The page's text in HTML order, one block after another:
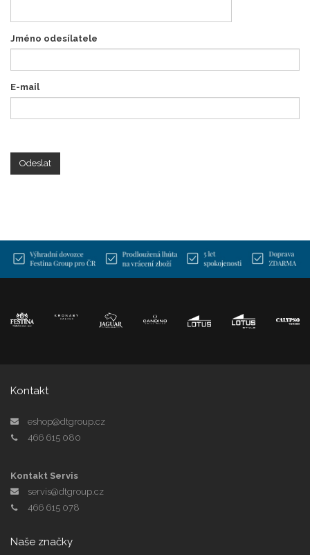
Jméno odesílatele
E-mail
Odeslat
Kontakt
eshop@dtgroup.cz
466 615 080
Kontakt Servis
servis@dtgroup.cz
466 615 078
Naše značky